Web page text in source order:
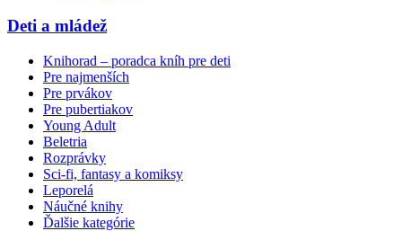
Deti a mládež
Knihorad – poradca kníh pre deti
Pre najmenších
Pre prvákov
Pre pubertiakov
Young Adult
Beletria
Rozprávky
Sci-fi, fantasy a komiksy
Leporelá
Náučné knihy
Ďalšie kategórie